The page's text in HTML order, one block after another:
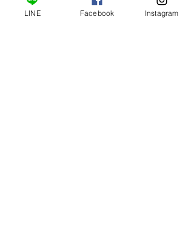
你對戀愛期望是否過高
LINE Facebook Instagram